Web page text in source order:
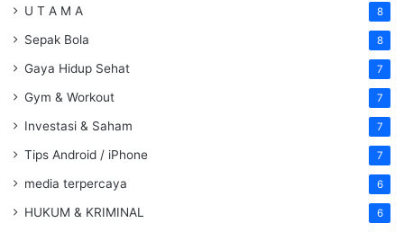
U T A M A 8
Sepak Bola 8
Gaya Hidup Sehat 7
Gym & Workout 7
Investasi & Saham 7
Tips Android / iPhone 7
media terpercaya 6
HUKUM & KRIMINAL 6